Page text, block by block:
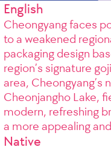
English
Cheongyang faces
to a weakened
packaging design
region’s signature
area,
Cheonjangho Lake,
modern, refreshing
a more appealing
Native